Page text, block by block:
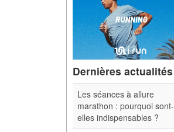
Dernières actualités
Les séances à allure
marathon : pourquoi sont-
elles indispensables ?